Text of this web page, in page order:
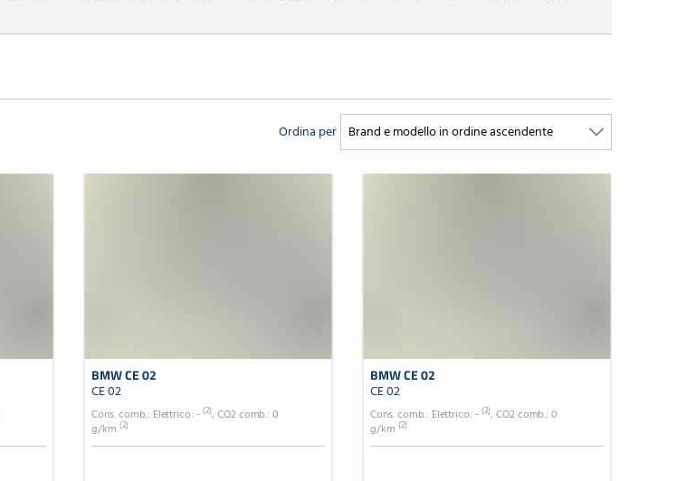
Ordina per
BMW CE 02
CE 02
Cons. comb.: Elettrico: -(2), CO2 comb.: 0
g/km (2)
BMW CE 02
CE 02
Cons. comb.: Elettrico: -(2), CO2 comb.: 0
g/km (2)